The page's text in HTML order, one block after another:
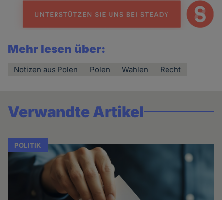
Mehr lesen über:
Notizen aus Polen Polen Wahlen Recht
Verwandte Artikel
POLITIK